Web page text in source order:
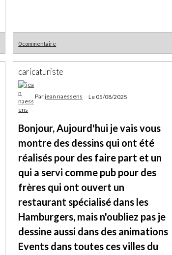
0 commentaire
caricaturiste
Parjean naessens Le 05/08/2025
Bonjour, Aujourd'hui je vais vous
montre des dessins qui ont été
réalisés pour des faire part et un
qui a servi comme pub pour des
frères qui ont ouvert un
restaurant spécialisé dans les
Hamburgers, mais n'oubliez pas je
dessine aussi dans des animations
Events dans toutes ces villes du